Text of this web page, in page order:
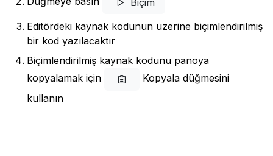
Editördeki kaynak kodunun üzerine biçimlendirilmiş
bir kod yazılacaktır
Biçimlendirilmiş kaynak kodunu panoya
kopyalamak için
Kopyala düğmesini
kullanın